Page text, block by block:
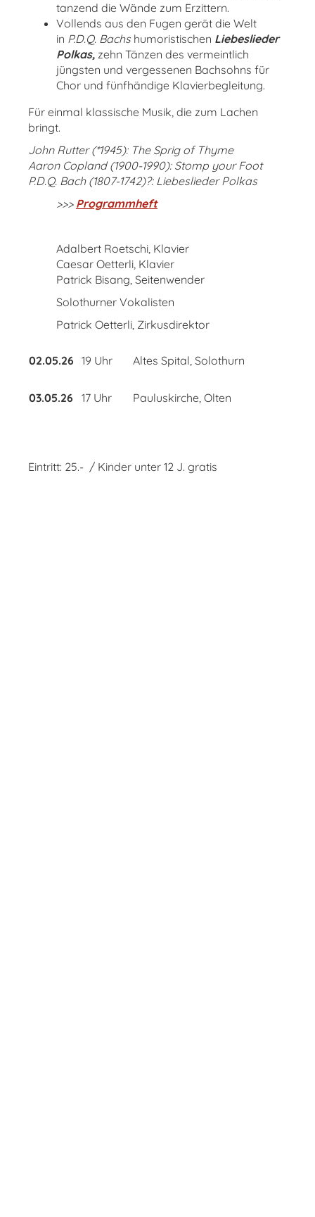
tanzend die Wände zum Erzittern.
Vollends aus den Fugen gerät die Welt
in P.D.Q. Bachs humoristischen Liebeslieder
Polkas, zehn Tänzen des vermeintlich
jüngsten und vergessenen Bachsohns für
Chor und fünfhändige Klavierbegleitung.
Für einmal klassische Musik, die zum Lachen
bringt.
John Rutter (*1945): The Sprig of Thyme
Aaron Copland (1900-1990): Stomp your Foot
P.D.Q. Bach (1807-1742)?: Liebeslieder Polkas
>>> Programmheft
Adalbert Roetschi, Klavier
Caesar Oetterli, Klavier
Patrick Bisang, Seitenwender
Solothurner Vokalisten
Patrick Oetterli, Zirkusdirektor
02.05.26 19 Uhr Altes Spital, Solothurn
03.05.26 17 Uhr Pauluskirche, Olten
Eintritt: 25.- / Kinder unter 12 J. gratis